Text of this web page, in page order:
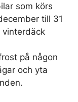
som körs
till 31
vinterdäck
på någon
och yta